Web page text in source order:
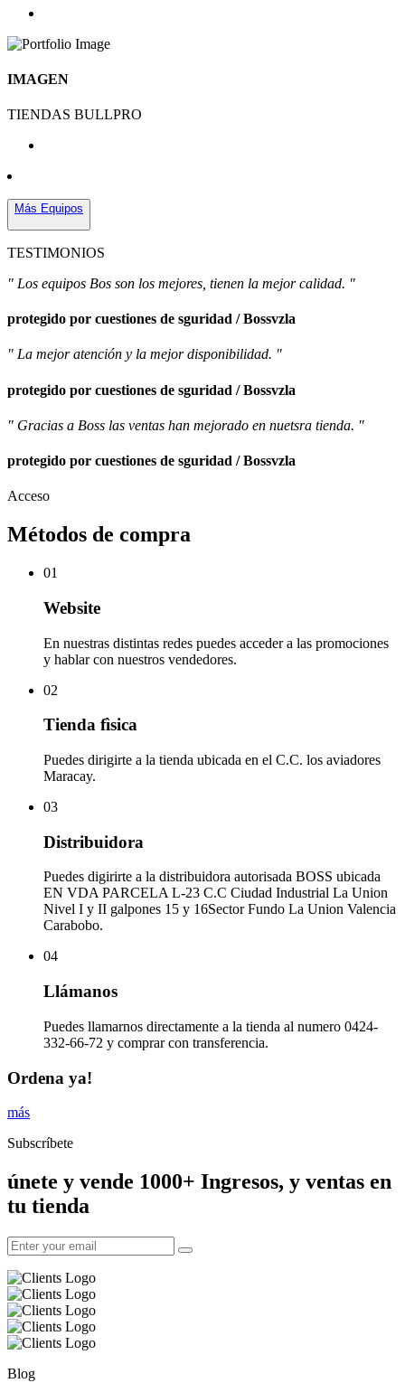
IMAGEN
TIENDAS BULLPRO
Más Equipos
TESTIMONIOS
" Los equipos Bos son los mejores, tienen la mejor calidad. "
protegido por cuestiones de sguridad / Bossvzla
" La mejor atención y la mejor disponibilidad. "
protegido por cuestiones de sguridad / Bossvzla
" Gracias a Boss las ventas han mejorado en nuetsra tienda. "
protegido por cuestiones de sguridad / Bossvzla
Acceso
Métodos de compra
01
Website
En nuestras distintas redes puedes acceder a las promociones
y hablar con nuestros vendedores.
02
Tienda fìsica
Puedes dirigirte a la tienda ubicada en el C.C. los aviadores
Maracay.
03
Distribuidora
Puedes digirirte a la distribuidora autorisada BOSS ubicada
EN VDA PARCELA L-23 C.C Ciudad Industrial La Union
Nivel I y II galpones 15 y 16Sector Fundo La Union Valencia
Carabobo.
04
Llámanos
Puedes llamarnos directamente a la tienda al numero 0424-
332-66-72 y comprar con transferencia.
Ordena ya!
más
Subscríbete
únete y vende 1000+ Ingresos, y ventas en
tu tienda
Blog